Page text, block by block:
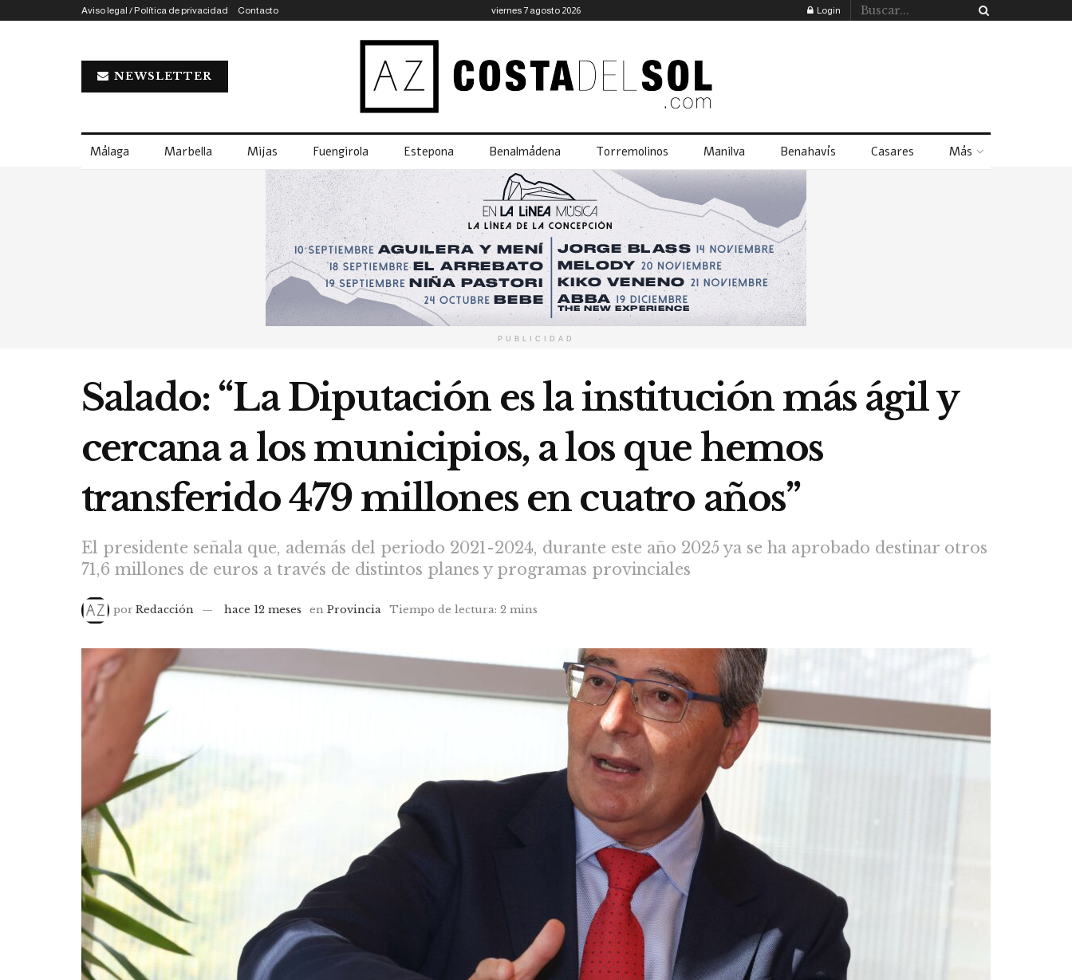
Aviso legal / Política de privacidad Contacto viernes 7 agosto 2026 Login
NEWSLETTER
Málaga Marbella Mijas Fuengirola Estepona Benalmádena Torremolinos Manilva Benahavís Casares Más
PUBLICIDAD
Salado: “La Diputación es la institución más ágil y
cercana a los municipios, a los que hemos
transferido 479 millones en cuatro años”
El presidente señala que, además del periodo 2021-2024, durante este año 2025 ya se ha aprobado destinar otros
71,6 millones de euros a través de distintos planes y programas provinciales
por Redacción hace 12 meses en Provincia Tiempo de lectura: 2 mins